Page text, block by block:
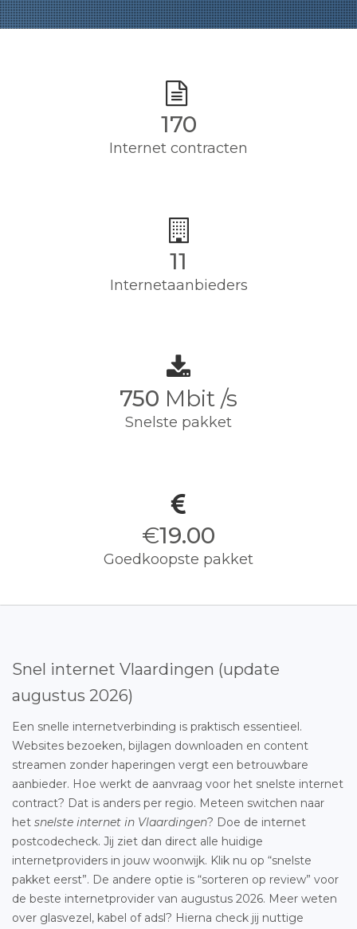
170
Internet contracten
11
Internetaanbieders
750 Mbit /s
Snelste pakket
€19.00
Goedkoopste pakket
Snel internet Vlaardingen (update
augustus 2026)
Een snelle internetverbinding is praktisch essentieel.
Websites bezoeken, bijlagen downloaden en content
streamen zonder haperingen vergt een betrouwbare
aanbieder. Hoe werkt de aanvraag voor het snelste internet
contract? Dat is anders per regio. Meteen switchen naar
het snelste internet in Vlaardingen? Doe de internet
postcodecheck. Jij ziet dan direct alle huidige
internetproviders in jouw woonwijk. Klik nu op “snelste
pakket eerst”. De andere optie is “sorteren op review” voor
de beste internetprovider van augustus 2026. Meer weten
over glasvezel, kabel of adsl? Hierna check jij nuttige